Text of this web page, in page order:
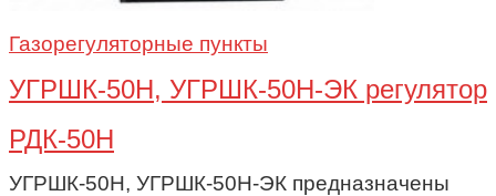
Газорегуляторные пункты
УГРШК-50Н, УГРШК-50Н-ЭК регулятор
РДК-50Н
УГРШК-50Н, УГРШК-50Н-ЭК предназначены